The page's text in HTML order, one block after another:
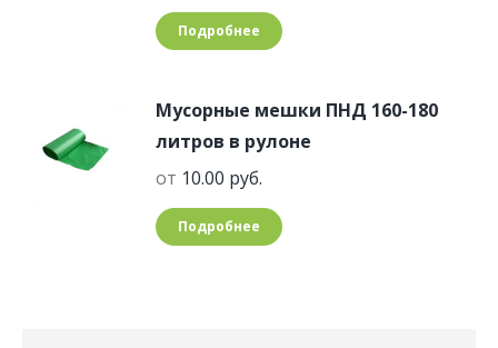
Подробнее
Мусорные мешки ПНД 160-180
литров в рулоне
от 10.00 руб.
Подробнее